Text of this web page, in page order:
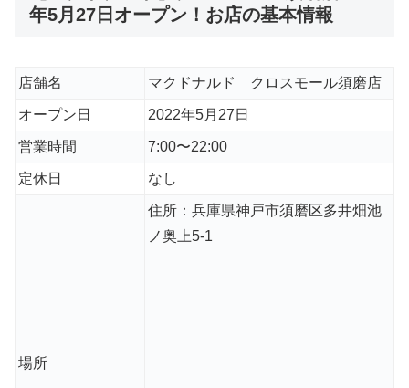
年5月27日オープン！お店の基本情報
店舗名 マクドナルド クロスモール須磨店
オープン日 2022年5月27日
営業時間 7:00〜22:00
定休日 なし
場所
住所：兵庫県神戸市須磨区多井畑池
ノ奥上5-1